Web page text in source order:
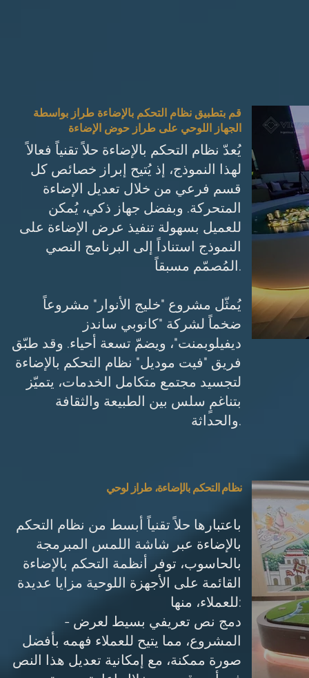
قم بتطبيق نظام التحكم بالإضاءة طراز بواسطة
الجهاز اللوحي على طراز حوض الإضاءة
يُعدّ نظام التحكم بالإضاءة حلاً تقنياً فعالاً
لهذا النموذج، إذ يُتيح إبراز خصائص كل
قسم فرعي من خلال تعديل الإضاءة
المتحركة. وبفضل جهاز ذكي، يُمكن
للعميل بسهولة تنفيذ عرض الإضاءة على
النموذج استناداً إلى البرنامج النصي
المُصمّم مسبقاً.
يُمثّل مشروع "خليج الأنوار" مشروعاً
ضخماً لشركة "كانوبي ساندز
ديفيلوبمنت"، ويضمّ تسعة أحياء. وقد طبّق
فريق "فيت موديل" نظام التحكم بالإضاءة
لتجسيد مجتمع متكامل الخدمات، يتميّز
بتناغمٍ سلس بين الطبيعة والثقافة
والحداثة.
نظام التحكم بالإضاءة، طراز لوحي
باعتبارها حلاً تقنياً أبسط من نظام التحكم
بالإضاءة عبر شاشة اللمس المبرمجة
بالحاسوب، توفر أنظمة التحكم بالإضاءة
القائمة على الأجهزة اللوحية مزايا عديدة
للعملاء، منها:
- دمج نص تعريفي بسيط لعرض
المشروع، مما يتيح للعملاء فهمه بأفضل
صورة ممكنة، مع إمكانية تعديل هذا النص